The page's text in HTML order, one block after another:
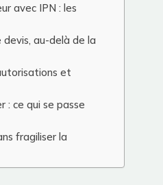
avec IPN : les
au-delà de la
et
: ce qui se passe
fragiliser la